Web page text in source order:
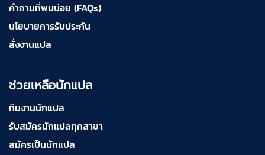
คำถามที่พบบ่อย (FAQs)
นโยบายการรับประกัน
สั่งงานแปล
ช่วยเหลือนักแปล
ทีมงานนักแปล
รับสมัครนักแปลทุกสาขา
สมัครเป็นนักแปล